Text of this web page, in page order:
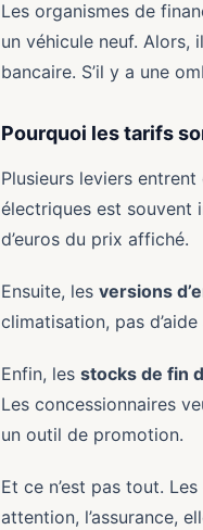
Les organismes de
un véhicule neuf.
bancaire. S’il y a une
Pourquoi les tarifs
Plusieurs leviers entrent
électriques est souvent
d’euros du prix affiché.
Ensuite, les versions
climatisation, pas
Enfin, les stocks de fin
Les concessionnaires
un outil de promotion.
Et ce n’est pas tout.
attention, l’assurance,